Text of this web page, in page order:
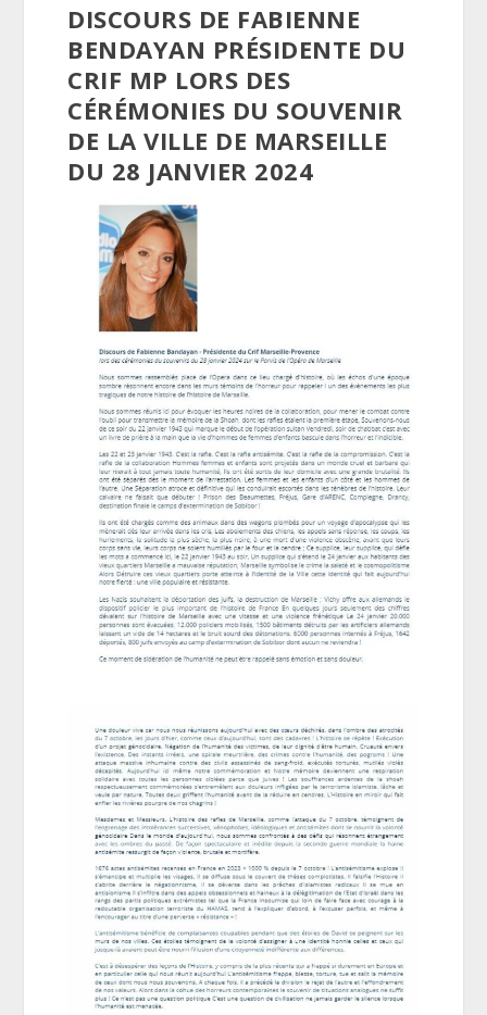
DISCOURS DE FABIENNE
BENDAYAN PRÉSIDENTE DU
CRIF MP LORS DES
CÉRÉMONIES DU SOUVENIR
DE LA VILLE DE MARSEILLE
DU 28 JANVIER 2024